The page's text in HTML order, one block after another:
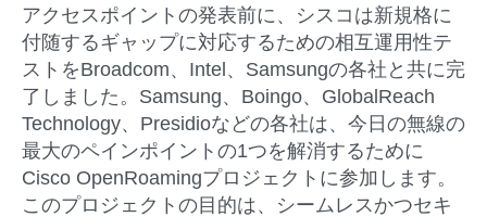
アクセスポイントの発表前に、シスコは新規格に
付随するギャップに対応するための相互運用性テ
ストをBroadcom、Intel、Samsungの各社と共に完
了しました。Samsung、Boingo、GlobalReach
Technology、Presidioなどの各社は、今日の無線の
最大のペインポイントの1つを解消するために
Cisco OpenRoamingプロジェクトに参加します。
このプロジェクトの目的は、シームレスかつセキ